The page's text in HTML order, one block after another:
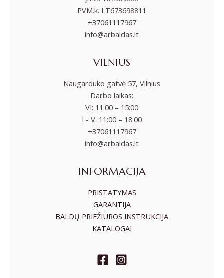
PVM.k. LT673698811
+37061117967
info@arbaldas.lt
VILNIUS
Naugarduko gatvė 57, Vilnius
Darbo laikas:
VI: 11:00 – 15:00
I - V: 11:00 – 18:00
+37061117967
info@arbaldas.lt
INFORMACIJA
PRISTATYMAS
GARANTIJA
BALDŲ PRIEŽIŪROS INSTRUKCIJA
KATALOGAI